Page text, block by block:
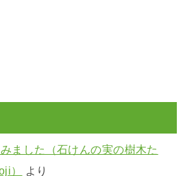
ました（石けんの実の樹木た
） より